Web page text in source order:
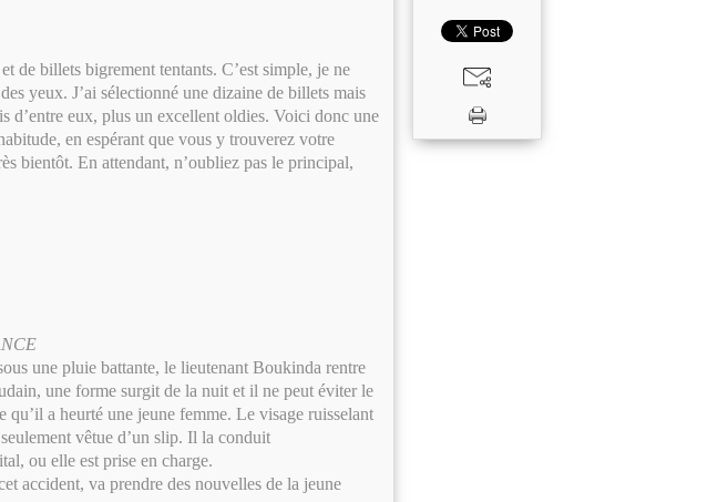
de billets bigrement tentants. C’est simple, je ne
yeux. J’ai sélectionné une dizaine de billets mais
d’entre eux, plus un excellent oldies. Voici donc une
en espérant que vous y trouverez votre
bientôt. En attendant, n’oubliez pas le principal,
une pluie battante, le lieutenant Boukinda rentre
une forme surgit de la nuit et il ne peut éviter le
a heurté une jeune femme. Le visage ruisselant
vêtue d’un slip. Il la conduit
ou elle est prise en charge.
accident, va prendre des nouvelles de la jeune